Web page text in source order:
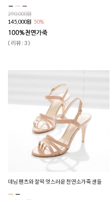
290,000원
145,000원 50%
( 리뷰 : 3 )
데님 팬츠와 찰떡 멋스러운 천연소가죽 샌들